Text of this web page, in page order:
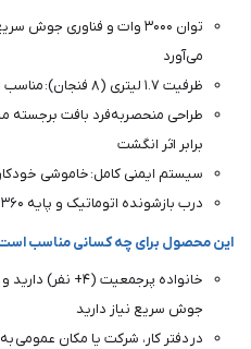
توان ۳۰۰۰ وات و فناوری
می‌آورد
ظرفیت ۱.۷ لیتری (۸ فنجان): مناسب برای خانواده‌های پرجمعیت و پذیرایی
طراحی منحصربه‌فرد بافت برجسته
برابر اثر انگشت
سیستم ایمنی کامل: خاموشی
درب بازشونده اتوماتیک و پایه ۳۶۰ درجه: راحتی در استفاده
این محصول برای چه کسانی مناسب
خانواده پرجمعیت
جوش سریع نیاز دارید
در دفتر کار، شرکت یا مکان عمومی